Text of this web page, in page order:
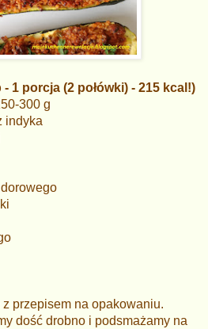
1 porcja (2 połówki) - 215 kcal!)
300 g
indyka
przepisem na opakowaniu.
dość drobno i podsmażamy na